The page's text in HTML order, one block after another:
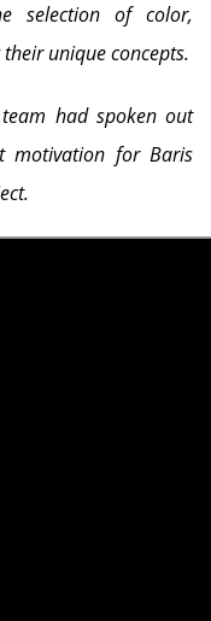
selection of color,
unique concepts.
had spoken out
motivation for Baris